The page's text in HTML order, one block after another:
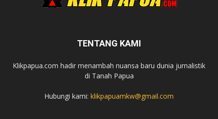
TENTANG KAMI
Klikpapua.com hadir menambah nuansa baru dunia jurnalistik
di Tanah Papua
Hubungi kami: klikpapuamkw@gmail.com